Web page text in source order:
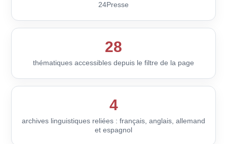
24Presse
28
thématiques accessibles depuis le filtre de la page
4
archives linguistiques reliées : français, anglais, allemand
et espagnol